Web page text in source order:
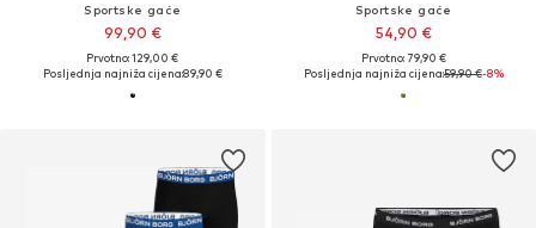
Sportske gaće
99,90 €
Prvotno: 129,00 €
Posljednja najniža cijena:89,90 €
Sportske gaće
54,90 €
Prvotno: 79,90 €
Posljednja najniža cijena:59,90 €-8%